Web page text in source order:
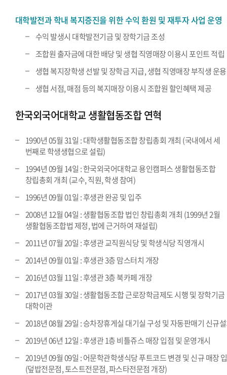
대학발전과 학내 복지증진을 위한 수익 환원 및 재투자 사업 운영
수익 발생시 대학발전기금 및 장학기금 조성
조합원 출자금에 대한 배당 및 생협 직영매장 이용시 포인트 적립
생협 복지장학생 선발 및 장학금 지급, 생협 직영매장 부직생 운용
생협 서점, 매점 등의 복지매장 이용시 조합원 할인혜택 제공
한국외국어대학교 생활협동조합 연혁
1990년 05월 31일 : 대학생활협동조합 창립총회 개최 (국내에서 세
번째로 학생생협으로 설립)
1994년 09월 14일 : 한국외국어대학교 용인캠퍼스 생활협동조합
창립총회 개최 (교수, 직원, 학생 참여)
1996년 09월 01일 : 후생관 완공 및 입주
2008년 12월 04일 : 생활협동조합 법인 창립총회 개최 (1999년 2월
생활협동조합법 제정, 법에 근거하여 재설립)
2011년 07월 20일 : 후생관 교직원식당 및 학생식당 직영개시
2014년 09월 01일 : 후생관 3층 맘스터치 개장
2016년 03월 11일 : 후생관 3층 북카페 개장
2017년 03월 30일 : 생활협동조합 근로장학금제도 시행 및 장학기금
대학이관
2018년 08월 29일 : 승차장휴게실 대기실 구성 및 자동판매기 신규
2019년 06년 12일 : 후생관 1층 비틀쥬스 매장 입점 및 운영개시
2019년 09월 09일 : 어문학관학생식당 푸트코드 변경 및 신규 매장
(덮밥전문점, 토스트전문점, 파스타전문점 개장)